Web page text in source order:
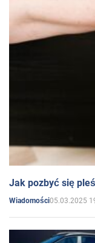
Jak pozbyć się
Wiadomości05.03.2025